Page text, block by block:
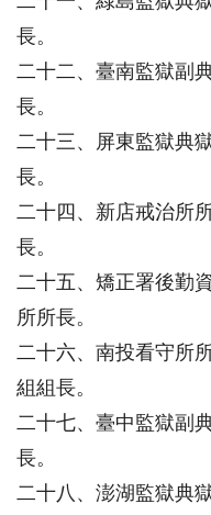
長。
二十二、臺南監獄副
長。
二十三、屏東監獄典
長。
二十四、新店戒治所
長。
二十五、矯正署後勤
所所長。
二十六、南投看守所
組組長。
二十七、臺中監獄副
長。
二十八、澎湖監獄典